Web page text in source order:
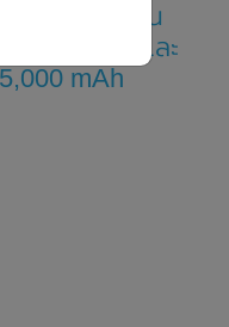
8 อย่างเป็น
งผล 90Hz และ
mAh